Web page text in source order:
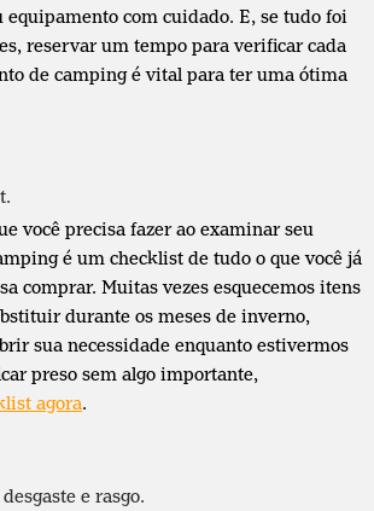
equipamento com cuidado. E, se tudo foi
reservar um tempo para verificar cada
de camping é vital para ter uma ótima
você precisa fazer ao examinar seu
é um checklist de tudo o que você já
comprar. Muitas vezes esquecemos itens
durante os meses de inverno,
sua necessidade enquanto estivermos
preso sem algo importante,
agora.
e rasgo.